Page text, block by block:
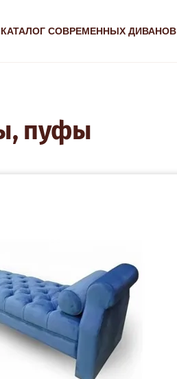
КАТАЛОГ СОВРЕМЕННЫХ ДИВАНОВ
пуфы